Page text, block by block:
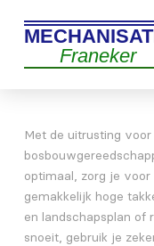
Franeker
Met de uitrusting
optimaal, zorg je
gemakkelijk hoge
en landschapsplan of
snoeit, gebruik je